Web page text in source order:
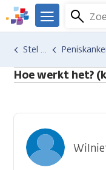
Overslaan
en
naar
inhoud
gaan
We
er
voor
je.
Menu
Hulp en
Stel je vraag aan een professional
Hoe werkt het?